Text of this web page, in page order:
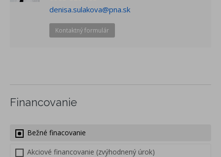
denisa.sulakova@pna.sk
Kontaktný formulár
Financovanie
Bežné finacovanie
Akciové financovanie (zvýhodnený úrok)